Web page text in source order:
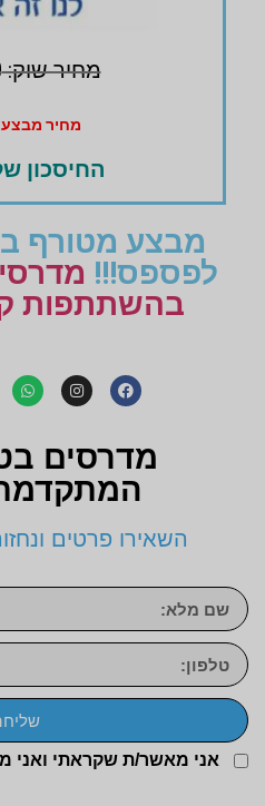
מחיר שוק: 2400 ₪
מחיר מבצע: 750
החיסכון שלך:
מבצע מטורף
לפספס!!!
בהשתתפות
מדרסים
השאירו פרטים
אני מאשר/ת שקראתי ואני